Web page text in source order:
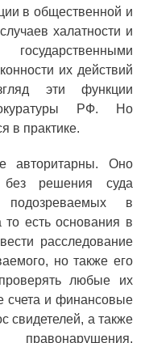
в общественной и
халатности и
их действий
эти функции
РФ. Но
в практике.
авторитарны. Оно
без решения суда
в
есть основания в
расследование
но также его
любые их
счета и финансовые
свидетелей, а также